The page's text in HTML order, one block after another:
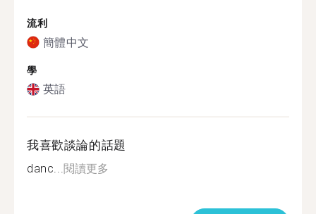
流利
簡體中文
學
英語
我喜歡談論的話題
danc...閱讀更多